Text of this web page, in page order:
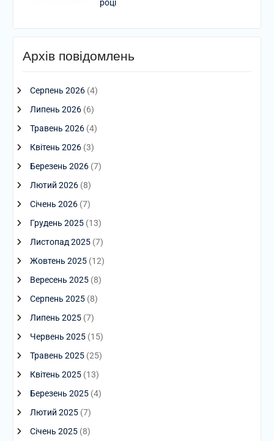
році
Архів повідомлень
Серпень 2026(4)
Липень 2026(6)
Травень 2026(4)
Квітень 2026(3)
Березень 2026(7)
Лютий 2026(8)
Січень 2026(7)
Грудень 2025(13)
Листопад 2025(7)
Жовтень 2025(12)
Вересень 2025(8)
Серпень 2025(8)
Липень 2025(7)
Червень 2025(15)
Травень 2025(25)
Квітень 2025(13)
Березень 2025(4)
Лютий 2025(7)
Січень 2025(8)